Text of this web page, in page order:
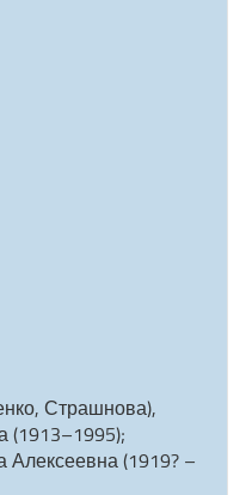
Страшнова),
(1913–1995);
Алексеевна (1919? –